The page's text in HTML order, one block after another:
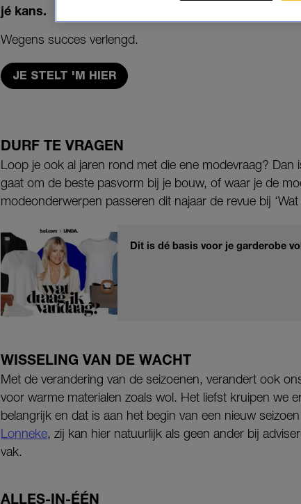
jé kans.
Wegens succes verlengd.
JE STELT 'M HIER
DURF TE VRAGEN
Loop je ook al jaren rond met die ene modevraag?
gaat om de beste pasvorm bij je bouw, of waar je de
modeonderwerpen passeren dit najaar de revue bij
Dit is dé basis voor je garderobe
WISSELING VAN DE WACHT
Met de verandering van de seizoenen, verandert ook
voor warme materialen zoals wol. Het liefst kruipen we
belangrijk en dat is aan het begin van een nieuw
Lonneke, zij kan hier natuurlijk als geen ander bij
vak.
ALLES-IN-ÉÉN